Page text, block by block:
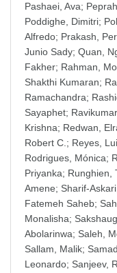
Pashaei, Ava;
Poddighe, Dimitri;
Alfredo; Prakash,
Junio Sady; Quan,
Fakher; Rahman,
Shakthi Kumaran;
Ramachandra;
Sayaphet;
Krishna; Redwan,
Robert C. ; Reyes,
Rodrigues, Mónica;
Priyanka; Runghien,
Amene; Sharif-
Fatemeh Saheb;
Monalisha;
Abolarinwa; Saleh,
Sallam, Malik;
Leonardo; Sanjeev,